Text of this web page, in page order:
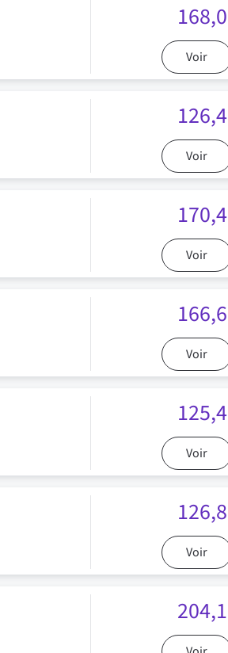
Voir
Voir
Voir
Voir
Voir
Voir